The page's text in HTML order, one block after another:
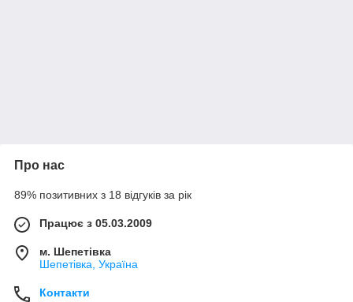
Про нас
89% позитивних з 18 відгуків за рік
Працює з 05.03.2009
м. Шепетівка
Шепетівка, Україна
Контакти